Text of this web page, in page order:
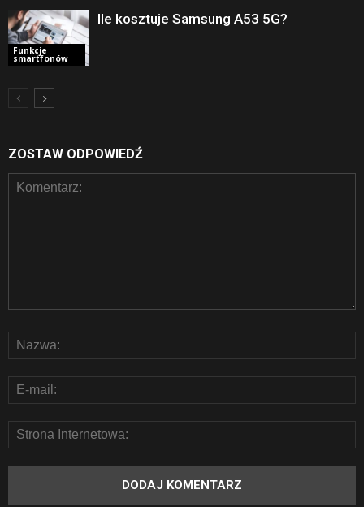
Funkcje
smartfonów
Ile kosztuje Samsung A53 5G?
ZOSTAW ODPOWIEDŹ